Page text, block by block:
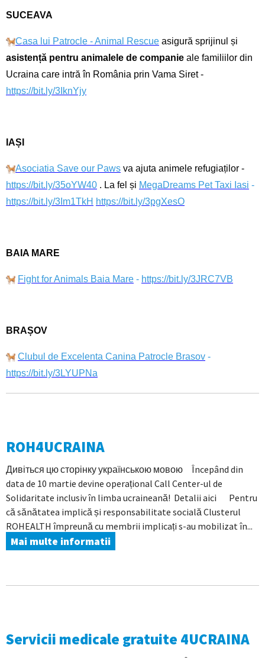
SUCEAVA
Casa lui Patrocle - Animal Rescue asigură sprijinul și
asistență pentru animalele de companie ale familiilor din
Ucraina care intră în România prin Vama Siret -
https://bit.ly/3IknYjy
IAȘI
Asociatia Save our Paws va ajuta animele refugiaților -
https://bit.ly/35oYW40 . La fel și MegaDreams Pet Taxi Iasi -
https://bit.ly/3Im1TkH https://bit.ly/3pgXesO
BAIA MARE
Fight for Animals Baia Mare - https://bit.ly/3JRC7VB
BRAȘOV
Clubul de Excelenta Canina Patrocle Brasov -
https://bit.ly/3LYUPNa
ROH4UCRAINA
Дивіться цю сторінку українською мовою Începând din
data de 10 martie devine operațional Call Center-ul de
Solidaritate inclusiv în limba ucraineană! Detalii aici Pentru
că sănătatea implică și responsabilitate socială Clusterul
ROHEALTH împreună cu membrii implicați s-au mobilizat în...
Mai multe informatii
Servicii medicale gratuite 4UCRAINA